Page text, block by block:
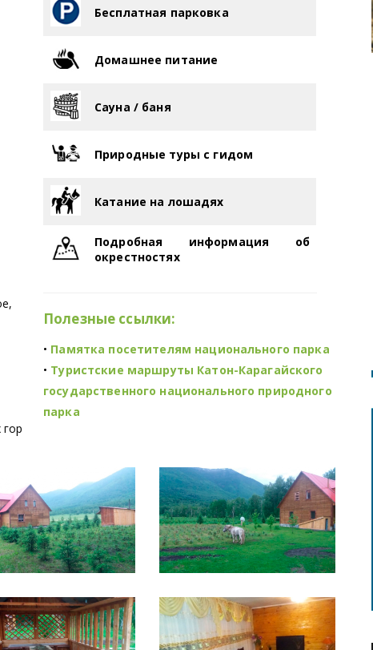
Бесплатная парковка
Домашнее питание
Сауна / баня
Природные туры с гидом
Катание на лошадях
Подробная информация об
окрестностях
Полезные ссылки:
• Памятка посетителям национального парка
• Туристские маршруты Катон-Карагайского
государственного национального природного
парка